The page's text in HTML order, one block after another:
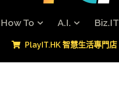
How To A.I. Biz.IT
PlayIT.HK 智慧生活專門店